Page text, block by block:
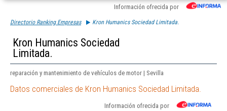
Información ofrecida por
Directorio Ranking Empresas Kron Humanics Sociedad Limitada.
Kron Humanics Sociedad
Limitada.
reparación y mantenimiento de vehículos de motor | Sevilla
Datos comerciales de Kron Humanics Sociedad Limitada.
Información ofrecida por